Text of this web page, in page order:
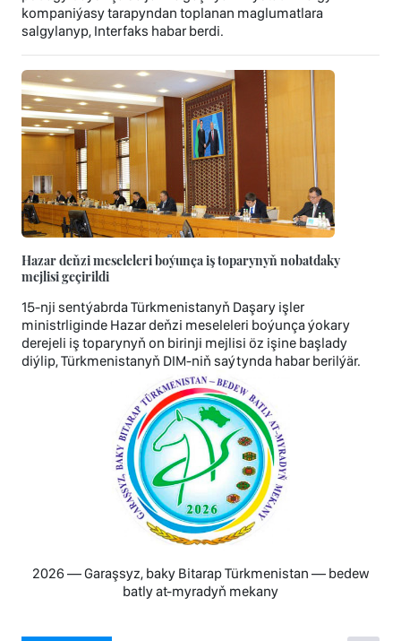
kompaniýasy tarapyndan toplanan maglumatlara
salgylanyp, Interfaks habar berdi.
Hazar deňzi meseleleri boýunça iş toparynyň nobatdaky
mejlisi geçirildi
15-nji sentýabrda Türkmenistanyň Daşary işler
ministrliginde Hazar deňzi meseleleri boýunça ýokary
derejeli iş toparynyň on birinji mejlisi öz işine başlady
diýlip, Türkmenistanyň DIM-niň saýtynda habar berilýär.
2026 — Garaşsyz, baky Bitarap Türkmenistan — bedew
batly at-myradyň mekany